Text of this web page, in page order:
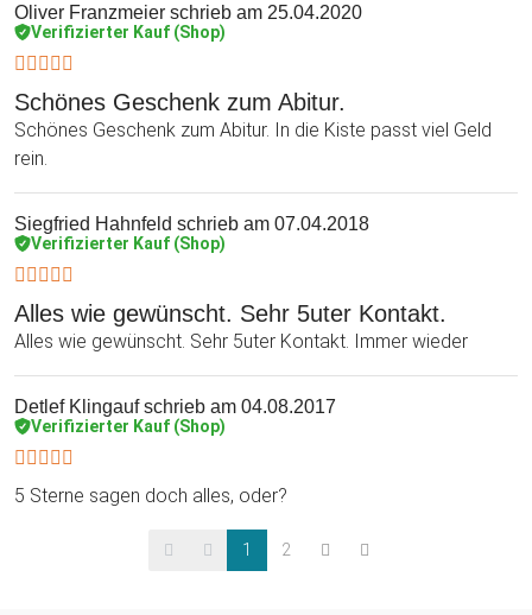
Oliver Franzmeier schrieb am 25.04.2020
Verifizierter Kauf (Shop)
Schönes Geschenk zum Abitur.
Schönes Geschenk zum Abitur. In die Kiste passt viel Geld
rein.
Siegfried Hahnfeld schrieb am 07.04.2018
Verifizierter Kauf (Shop)
Alles wie gewünscht. Sehr 5uter Kontakt.
Alles wie gewünscht. Sehr 5uter Kontakt. Immer wieder
Detlef Klingaufschrieb am 04.08.2017
Verifizierter Kauf (Shop)
5 Sterne sagen doch alles, oder?
1 2